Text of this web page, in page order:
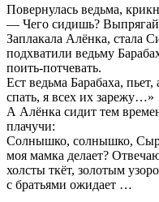
Повернулась ведьма,
— Чего сидишь? Выпрягай
Заплакала Алёнка, стала
подхватили ведьму
поить-потчевать.
Ест ведьма Барабаха,
спать, я всех их зарежу…»
А Алёнка сидит тем
плачучи:
Солнышко, солнышко,
моя мамка делает?
холсты ткёт, золотым
с братьями ожидает …